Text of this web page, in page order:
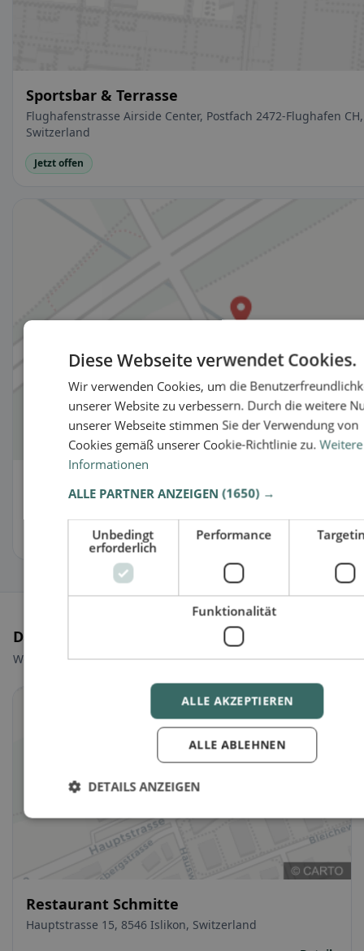
Sportsbar & Terrasse
Flughafenstrasse Airside Center, Postfach 2472-Flughafen
Switzerland
Jetzt offen
The Outpost Center Kefikon
Dorfstrasse 56, 8546 Kefikon, Switzerland
Das könnte dir auch gefallen
Weitere Restaurants passend zu deiner Auswahl
Restaurant Schmitte
Hauptstrasse 15, 8546 Islikon, Switzerland
Diese Webseite verwendet Cookies.
Wir verwenden Cookies, um die
unserer Website zu verbessern. Durch die weitere
unserer Webseite stimmen Sie der Verwendung von
Cookies gemäß unserer Cookie-Richtlinie zu. Weitere
Informationen
ALLE PARTNER ANZEIGEN (1650) →
Unbedingt
erforderlich
Performance
Funktionalität
ALLE AKZEPTIEREN
ALLE ABLEHNEN
DETAILS ANZEIGEN